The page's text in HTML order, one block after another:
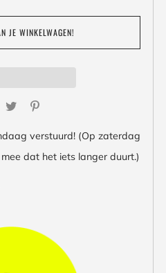
JE WINKELWAGEN!
Facebook
Twitter
verstuurd! (Op zaterdag
dat het iets langer duurt.)